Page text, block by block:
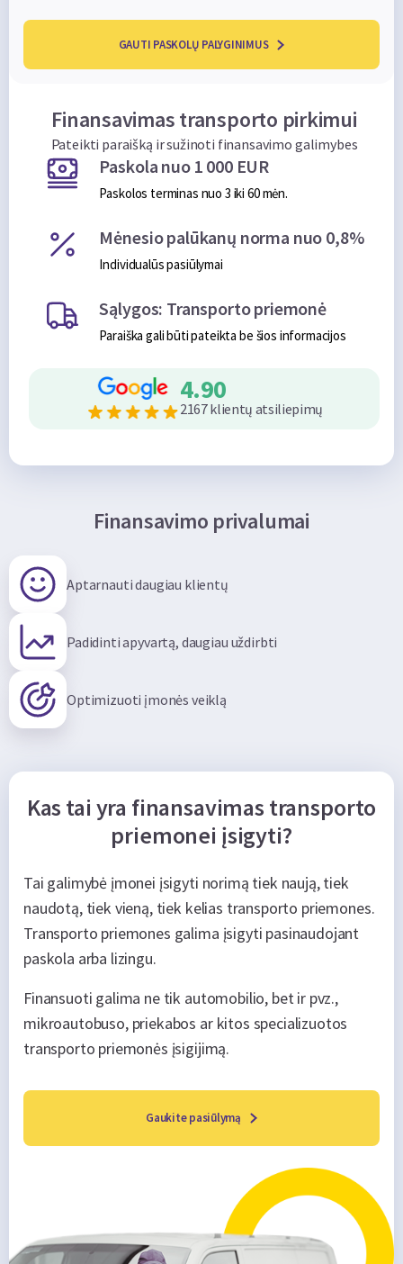
Finansavimas transporto pirkimui
Pateikti paraišką ir sužinoti finansavimo galimybes
Paskola nuo 1 000 EUR
Paskolos terminas nuo 3 iki 60 mėn.
Mėnesio palūkanų norma nuo 0,8%
Individualūs pasiūlymai
Sąlygos: Transporto priemonė
Paraiška gali būti pateikta be šios informacijos
4.90
2167 klientų atsiliepimų
GAUTI PASKOLŲ PALYGINIMUS
Finansavimo privalumai
Aptarnauti daugiau klientų
Padidinti apyvartą, daugiau uždirbti
Optimizuoti įmonės veiklą
Kas tai yra finansavimas transporto
priemonei įsigyti?
Tai galimybė įmonei įsigyti norimą tiek naują, tiek
naudotą, tiek vieną, tiek kelias transporto priemones.
Transporto priemones galima įsigyti pasinaudojant
paskola arba lizingu.
Finansuoti galima ne tik automobilio, bet ir pvz.,
mikroautobuso, priekabos ar kitos specializuotos
transporto priemonės įsigijimą.
Gaukite pasiūlymą